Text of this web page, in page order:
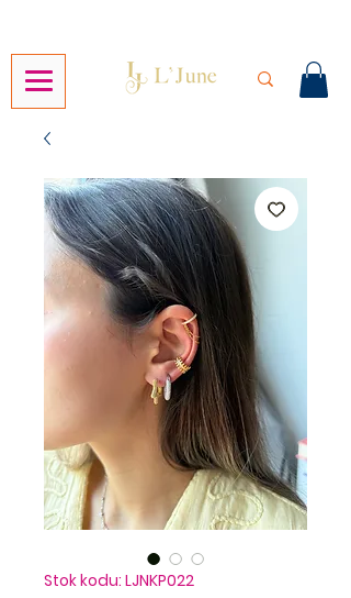
Stok kodu: LJNKP022